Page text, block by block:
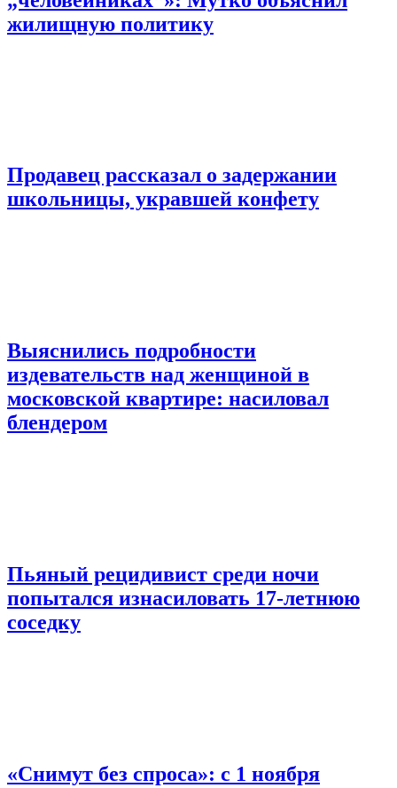
жилищную политику
Продавец рассказал о задержании
школьницы, укравшей конфету
Выяснились подробности
издевательств над женщиной в
московской квартире: насиловал
блендером
Пьяный рецидивист среди ночи
попытался изнасиловать 17-летнюю
соседку
«Снимут без спроса»: с 1 ноября